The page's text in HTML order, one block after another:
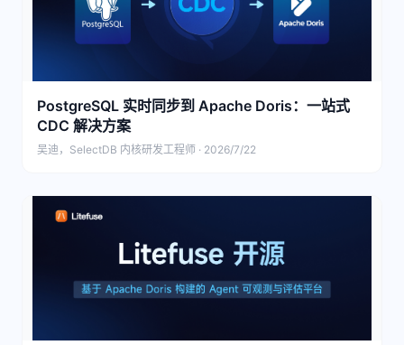
PostgreSQL 实时同步到 Apache Doris：一站式
CDC 解决方案
吴迪，SelectDB 内核研发工程师 · 2026/7/22